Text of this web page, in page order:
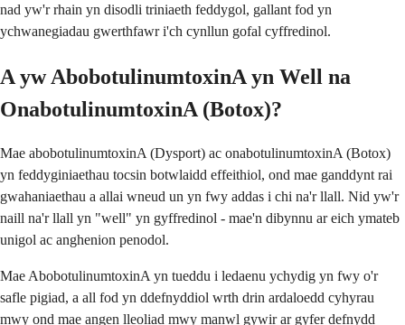
nad yw'r rhain yn disodli triniaeth feddygol, gallant fod yn
ychwanegiadau gwerthfawr i'ch cynllun gofal cyffredinol.
A yw AbobotulinumtoxinA yn Well na
OnabotulinumtoxinA (Botox)?
Mae abobotulinumtoxinA (Dysport) ac onabotulinumtoxinA (Botox)
yn feddyginiaethau tocsin botwlaidd effeithiol, ond mae ganddynt rai
gwahaniaethau a allai wneud un yn fwy addas i chi na'r llall. Nid yw'r
naill na'r llall yn "well" yn gyffredinol - mae'n dibynnu ar eich ymateb
unigol ac anghenion penodol.
Mae AbobotulinumtoxinA yn tueddu i ledaenu ychydig yn fwy o'r
safle pigiad, a all fod yn ddefnyddiol wrth drin ardaloedd cyhyrau
mwy ond mae angen lleoliad mwy manwl gywir ar gyfer defnydd